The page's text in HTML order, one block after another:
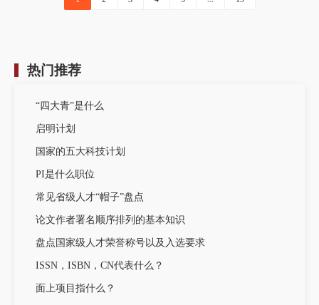
热门推荐
“四大青”是什么
启明计划
国家的五大科技计划
PI是什么职位
常见省级人才“帽子”盘点
论文作者署名顺序排列的基本知识
盘点国家级人才荣誉称号以及入选要求
ISSN，ISBN，CN代表什么？
面上项目指什么？